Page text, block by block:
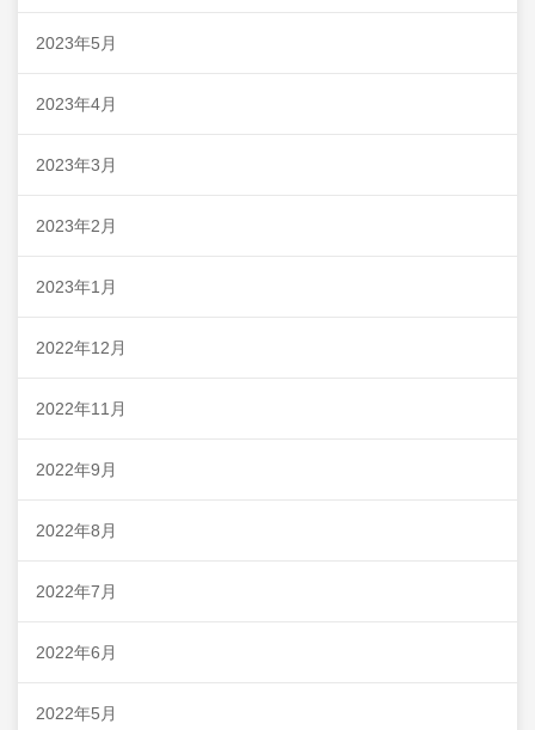
2023年5月
2023年4月
2023年3月
2023年2月
2023年1月
2022年12月
2022年11月
2022年9月
2022年8月
2022年7月
2022年6月
2022年5月